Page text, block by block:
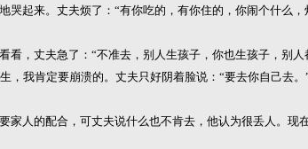
起来。丈夫烦了：“有你吃的，有你住的，你闹个什么，
，丈夫急了：“不准去，别人生孩子，你也生孩子，别
，我肯定要崩溃的。丈夫只好阴着脸说：“要去你自己去。
人的配合，可丈夫说什么也不肯去，他认为很丢人。现